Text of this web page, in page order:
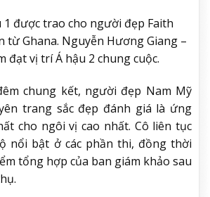
1 được trao cho người đẹp Faith
từ Ghana. Nguyễn Hương Giang –
đạt vị trí Á hậu 2 chung cuộc.
chung kết, người đẹp Nam Mỹ
trang sắc đẹp đánh giá là ứng
cho ngôi vị cao nhất. Cô liên tục
nổi bật ở các phần thi, đồng thời
tổng hợp của ban giám khảo sau